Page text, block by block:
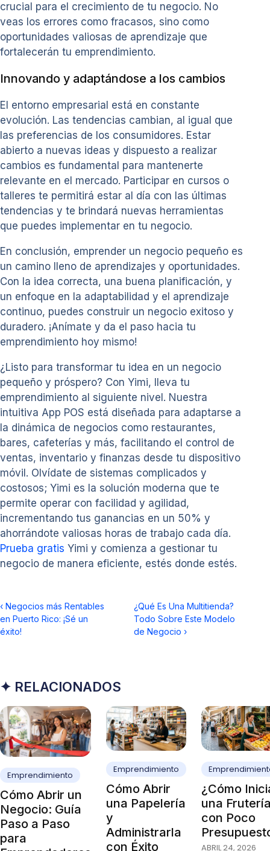
crucial para el crecimiento de tu negocio. No
veas los errores como fracasos, sino como
oportunidades valiosas de aprendizaje que
fortalecerán tu emprendimiento.
Innovando y adaptándose a los cambios
El entorno empresarial está en constante
evolución. Las tendencias cambian, al igual que
las preferencias de los consumidores. Estar
abierto a nuevas ideas y dispuesto a realizar
cambios es fundamental para mantenerte
relevante en el mercado. Participar en cursos o
talleres te permitirá estar al día con las últimas
tendencias y te brindará nuevas herramientas
que puedes implementar en tu negocio.
En conclusión, emprender un negocio pequeño es
un camino lleno de aprendizajes y oportunidades.
Con la idea correcta, una buena planificación, y
un enfoque en la adaptabilidad y el aprendizaje
continuo, puedes construir un negocio exitoso y
duradero. ¡Anímate y da el paso hacia tu
emprendimiento hoy mismo!
¿Listo para transformar tu idea en un negocio
pequeño y próspero? Con Yimi, lleva tu
emprendimiento al siguiente nivel. Nuestra
intuitiva App POS está diseñada para adaptarse a
la dinámica de negocios como restaurantes,
bares, cafeterías y más, facilitando el control de
ventas, inventario y finanzas desde tu dispositivo
móvil. Olvídate de sistemas complicados y
costosos; Yimi es la solución moderna que te
permite operar con facilidad y agilidad,
incrementando tus ganancias en un 50% y
ahorrándote valiosas horas de trabajo cada día.
Prueba gratis Yimi y comienza a gestionar tu
negocio de manera eficiente, estés donde estés.
‹ Negocios más Rentables
en Puerto Rico: ¡Sé un
éxito!
¿Qué Es Una Multitienda?
Todo Sobre Este Modelo
de Negocio ›
✦ RELACIONADOS
Emprendimiento
Cómo Abrir un
Negocio: Guía
Paso a Paso
para
Emprendimiento
Cómo Abrir
una Papelería
y
Administrarla
con Éxito
¿Cómo
una
con Poco
ABRIL 24, 2026